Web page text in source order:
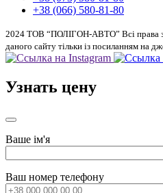
+38 (066) 580-81-80
2024 ТОВ “ПОЛІГОН-АВТО” Всі права
даного сайту тільки із посиланням на
Узнать цену
Ваше ім'я
Ваш номер телефону